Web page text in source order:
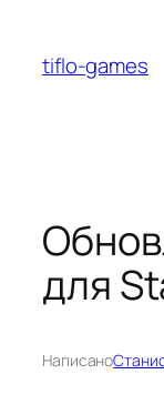
содержимому
tiflo-games
для
Написано